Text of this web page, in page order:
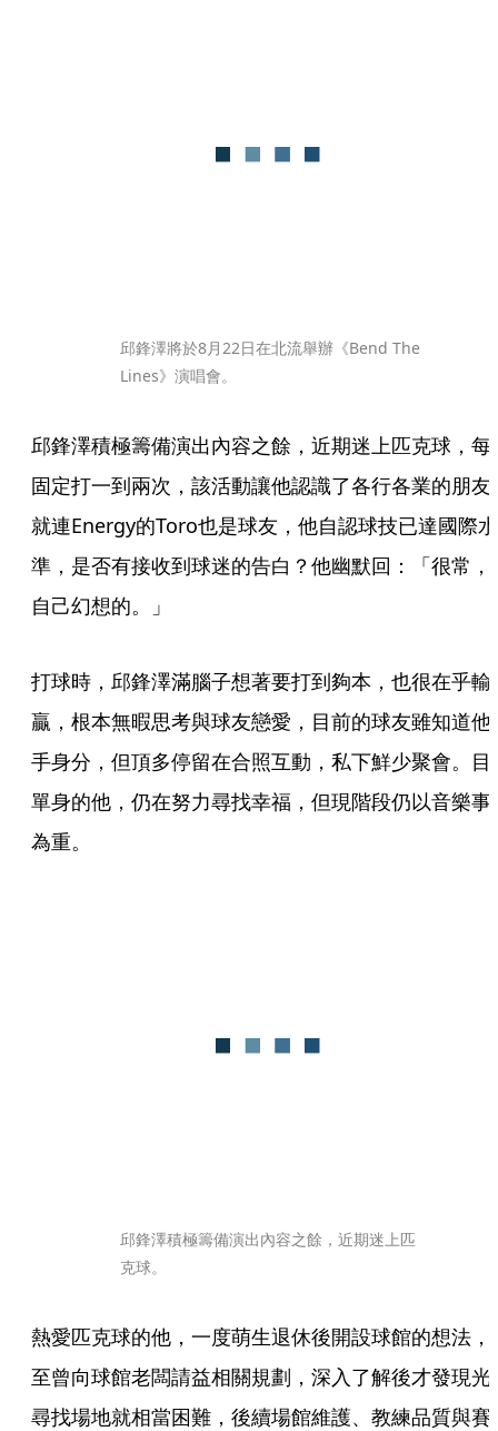
邱鋒澤將於8月22日在北流舉辦《Bend The
Lines》演唱會。
邱鋒澤積極籌備演出內容之餘，近期迷上匹克球，每
固定打一到兩次，該活動讓他認識了各行各業的朋友
就連Energy的Toro也是球友，他自認球技已達國際水
準，是否有接收到球迷的告白？他幽默回：「很常，
自己幻想的。」
打球時，邱鋒澤滿腦子想著要打到夠本，也很在乎輸
贏，根本無暇思考與球友戀愛，目前的球友雖知道他
手身分，但頂多停留在合照互動，私下鮮少聚會。目
單身的他，仍在努力尋找幸福，但現階段仍以音樂事
為重。
邱鋒澤積極籌備演出內容之餘，近期迷上匹
克球。
熱愛匹克球的他，一度萌生退休後開設球館的想法，
至曾向球館老闆請益相關規劃，深入了解後才發現光
尋找場地就相當困難，後續場館維護、教練品質與賽